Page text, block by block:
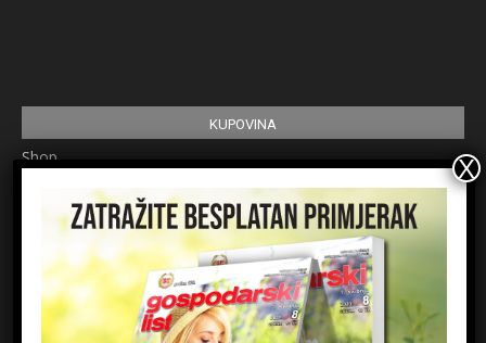
KUPOVINA
Shop
Pretplata
Uvjeti korištenja
Prijavite se na newsletter